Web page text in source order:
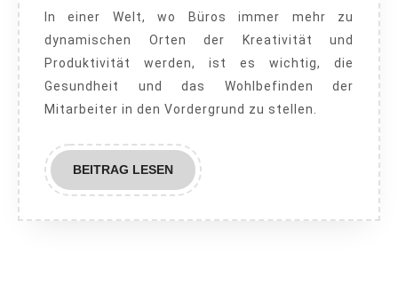
Warum
ein
Lieferservice
mit
Ihr
Arbeitsumfeld
dynamischen Orten der Kreativität und
Produktivität werden, ist es wichtig, die
Gesundheit und das Wohlbefinden der
Mitarbeiter in den Vordergrund zu stellen.
BEITRAG LESENBEITRAG
LESEN